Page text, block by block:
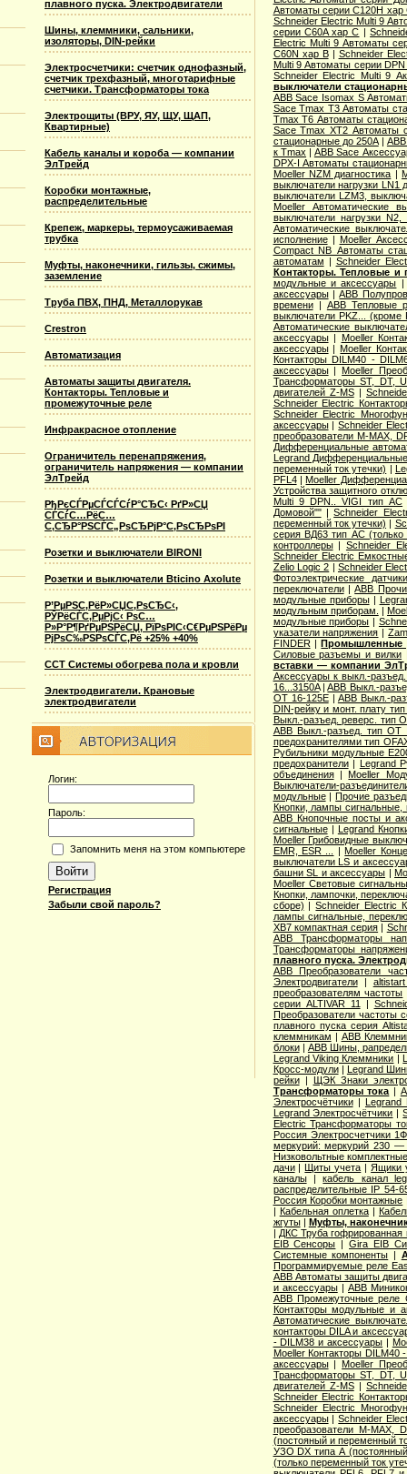
плавного пуска. Электродвигатели
Шины, клеммники, сальники,
изоляторы, DIN-рейки
Электросчетчики: счетчик однофазный,
счетчик трехфазный, многотарифные
счетчики. Трансформаторы тока
Электрощиты (ВРУ, ЯУ, ЩУ, ЩАП,
Квартирные)
Кабель каналы и короба — компании
ЭлТрейд
Коробки монтажные,
распределительные
Крепеж, маркеры, термоусаживаемая
трубка
Муфты, наконечники, гильзы, сжимы,
заземление
Труба ПВХ, ПНД, Металлорукав
Crestron
Автоматизация
Автоматы защиты двигателя.
Контакторы. Тепловые и
промежуточные реле
Инфракрасное отопление
Ограничитель перенапряжения,
ограничитель напряжения — компании
ЭлТрейд
РђРєСЃРµСЃСЃСѓР°СЂС‹ РґР»СЏ
СЃСѓС…РёС…
С‚СЂР°РЅСЃС„РѕСЂРјР°С‚РѕСЂРѕРІ
Розетки и выключатели BIRONI
Розетки и выключатели Bticino Axolute
Р’РµРЅС‚РёР»СЏС‚РѕСЂС‹,
РЎРёСЃС‚РµРјС‹ РѕС…
Р»Р°Р¶РґРµРЅРёСЏ, РїРѕРІС‹С€РµРЅРёРµ
РјРѕС‰РЅРѕСЃС‚Рё +25% +40%
ССТ Системы обогрева пола и кровли
Электродвигатели. Крановые
электродвигатели
Логин:
Пароль:
Запомнить меня на этом компьютере
Регистрация
Забыли свой пароль?
Автоматы серии C120H хар
Schneider Electric Multi 9
серии C60A хар C |
Electric Multi 9 Автоматы
C60N хар B| Schneider
Multi 9 Автоматы серии
Schneider Electric Multi 9
выключатели
ABB Sace Isomax S
Sace Tmax T3 Автоматы
Tmax T6 Автоматы
Sace Tmax XT2 Автоматы
стационарные до 250А|
к Tmax | ABB Sace
DPX-I Автоматы
Moeller NZM диагностика |
выключатели нагрузки LN1
выключатели LZM3,
Moeller Автоматические
выключатели нагрузки
Автоматические
исполнение| Moeller
Compact NB Автоматы
автоматам | Schneider
Контакторы. Тепловые и
модульные и аксессуары
аксессуары|ABB
времени| ABB Тепловые
выключатели PKZ... (кроме
Автоматические
аксессуары| Moeller
аксессуары|Moeller
Контакторы DILM40 -
аксессуары|Moeller
Трансформаторы ST, DT,
двигателей Z-MS|
Schneider Electric
Schneider Electric
аксессуары|Schneider
преобразователи M-MAX,
Дифференциальные
Legrand
переменный ток утечки) |
PFL4|Moeller
Устройства защитного
Multi 9 DPN.. VIGI тип AС
Домовой""|Schneider
переменный ток утечки) |
серия ВД63 тип АС (только
контроллеры| Schneider
Schneider Electric
Zelio Logic 2 | Schneider
Фотоэлектрические датчики
переключатели|ABB
модульные приборы|
модульным приборам.
|
модульные приборы |
указатели напряжения |
FINDER|Промышленные
Cиловые разъемы и вилки
вставки — компании
Аксессуары к выкл.-
16...3150A|ABB Выкл.-
OT 16-125E| ABB Выкл.-
DIN-рейку и монт. плату
Выкл.-разъед. реверс. тип
ABB Выкл.-разъед. тип OT
предохранителями тип
Рубильники модульные
предохранители| Legrand
объединения|Moeller
Выключатели-
модульные|Прочие
Кнопки, лампы сигнальные,
ABB Кнопочные посты и
сигнальные| Legrand
Moeller Грибовидные
EMR, ESR ...
|Moeller
выключатели LS и
башни SL и аксессуары |
Moeller Световые
Кнопки, лампочки,
сборе) |Schneider Electric
лампы сигнальные,
XB7 компактная серия |
ABB Трансформаторы
Трансформаторы
плавного пуска.
ABB Преобразователи
Электродвигатели|
преобразователям частоты
серии ALTIVAR 11
|
Преобразователи частоты
плавного пуска серия
клеммникам | ABB
блоки| ABB Шины,
Legrand Viking Клеммники |
Кросс-модули| Legrand
рейки| ЩЭК Знаки
Трансформаторы тока |
Электросчётчики| Legrand
Legrand Электросчётчики |
Electric Трансформаторы
Россия Электросчетчики
меркурий: меркурий 230 —
Низковольтные
дачи|Щиты учета |Ящики
каналы|кабель канал
распределительные IP 54-
Россия Коробки монтажные
| Кабельная оплетка|
жгуты| Муфты,
| ДКС Труба гофрированная
EIB Сенсоры |Gira EIB
Системные компоненты |
Программируемые реле
ABB Автоматы защиты
и аксессуары|ABB
ABB Промежуточные реле
Контакторы модульные и
Автоматические
контакторы DILA и
- DILM38 и аксессуары |
Moeller Контакторы DILM40
аксессуары|Moeller
Трансформаторы ST, DT,
двигателей Z-MS|
Schneider Electric
Schneider Electric
аксессуары|Schneider
преобразователи M-MAX,
(постояный и переменный
УЗО DX типа А
(только переменный ток